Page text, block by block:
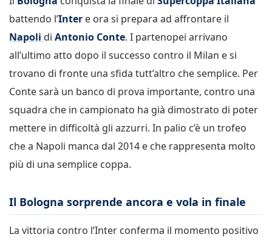
battendo l’Inter e ora si prepara ad affrontare il
Napoli di Antonio Conte. I partenopei arrivano
all’ultimo atto dopo il successo contro il Milan e si
trovano di fronte una sfida tutt’altro che semplice. Per
Conte sarà un banco di prova importante, contro una
squadra che in campionato ha già dimostrato di poter
mettere in difficoltà gli azzurri. In palio c’è un trofeo
che a Napoli manca dal 2014 e che rappresenta molto
più di una semplice coppa.
Il Bologna sorprende ancora e vola in finale
La vittoria contro l’Inter conferma il momento positivo